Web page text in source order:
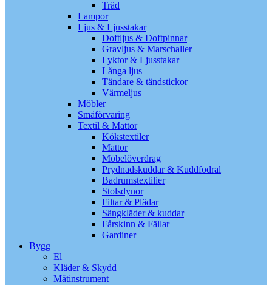
Träd
Lampor
Ljus & Ljusstakar
Doftljus & Doftpinnar
Gravljus & Marschaller
Lyktor & Ljusstakar
Långa ljus
Tändare & tändstickor
Värmeljus
Möbler
Småförvaring
Textil & Mattor
Kökstextiler
Mattor
Möbelöverdrag
Prydnadskuddar & Kuddfodral
Badrumstextilier
Stolsdynor
Filtar & Plädar
Sängkläder & kuddar
Fårskinn & Fällar
Gardiner
Bygg
El
Kläder & Skydd
Mätinstrument